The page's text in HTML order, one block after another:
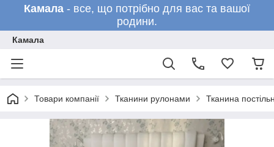
Камала - все, що потрібно для вас та вашої
родини.
Камала
Товари компанії Тканини рулонами Тканина